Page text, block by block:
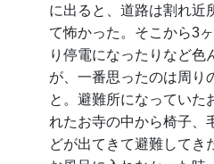
に出ると、道路は割れ近
て怖かった。そこから3
り停電になったりなど色
が、一番思ったのは周り
と。避難所になっていた
れたお寺の中から椅子、
どが出てきて避難してき